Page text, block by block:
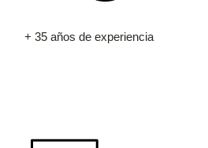
+ 35 años de experiencia